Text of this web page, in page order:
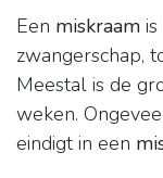
Een miskraam
zwangerschap,
Meestal is de
weken.
eindigt in een